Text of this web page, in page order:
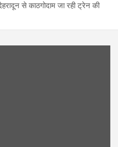
से काठगोदाम जा रही ट्रेन की